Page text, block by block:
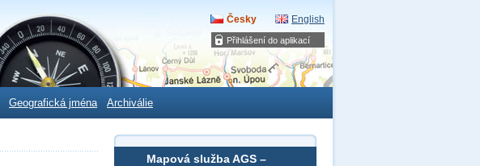
Přihlášení do aplikací
Česky English
Geografická jména Archiválie
Mapová služba AGS –